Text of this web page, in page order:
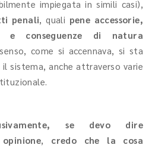
impiegata in simili casi),
penali, quali pene accessorie,
e conseguenze di natura
come si accennava, si sta
sistema, anche attraverso varie
se devo dire
, credo che la cosa